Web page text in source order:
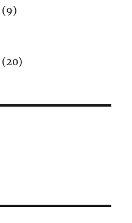
(9)
(20)